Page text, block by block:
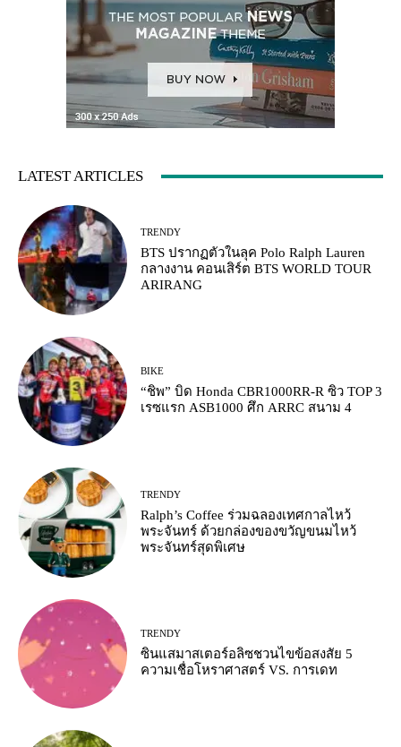
LATEST ARTICLES
TRENDY
BTS ปรากฏตัวในลุค Polo Ralph Lauren
กลางงาน คอนเสิร์ต BTS WORLD TOUR
ARIRANG
BIKE
“ชิพ” บิด Honda CBR1000RR-R ซิว TOP 3
เรซแรก ASB1000 ศึก ARRC สนาม 4
TRENDY
Ralph’s Coffee ร่วมฉลองเทศกาลไหว้
พระจันทร์ ด้วยกล่องของขวัญขนมไหว้
พระจันทร์สุดพิเศษ
TRENDY
ซินแสมาสเตอร์อลิซชวนไขข้อสงสัย 5
ความเชื่อโหราศาสตร์ VS. การเดท